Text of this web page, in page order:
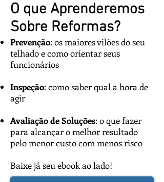
O que Aprenderemos
Sobre Reformas?
Prevenção: os maiores vilões do seu
telhado e como orientar seus
funcionários
Inspeção: como saber qual a hora de
agir
Avaliação de Soluções: o que fazer
para alcançar o melhor resultado
pelo menor custo com menos risco
Baixe já seu ebook ao lado!